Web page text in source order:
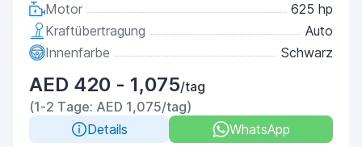
Motor
625 hp
Kraftübertragung
Auto
Innenfarbe
Schwarz
AED 420 - 1,075/tag
(1-2 Tage: AED 1,075/tag)
Details
WhatsApp